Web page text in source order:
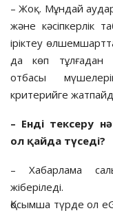
– Жоқ. Мұндай
және кәсіпкерлік
іріктеу
да көп тұлғадан
отбасы
критерийге
– Енді тексеру
ол қайда түседі?
– Хабарлама
жіберіледі.
Қосымша түрде ол